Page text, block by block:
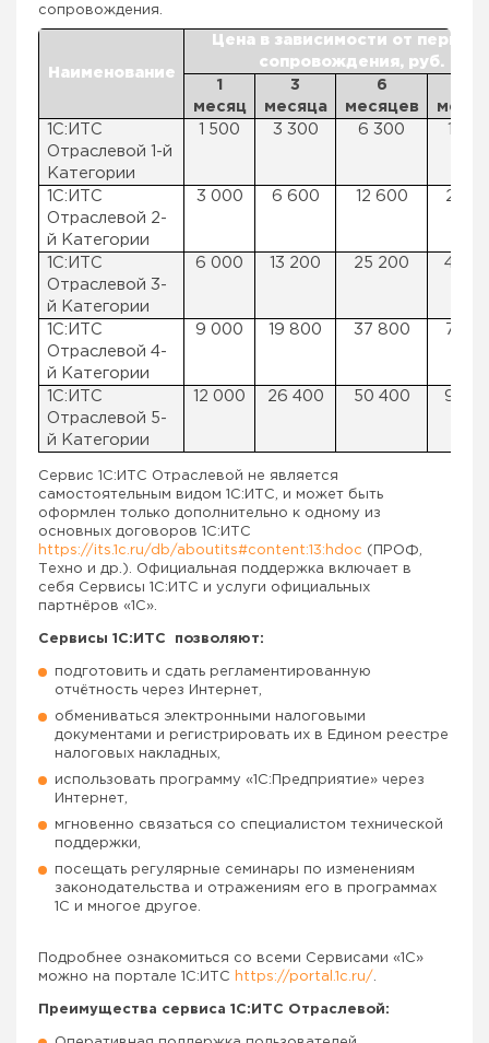
сопровождения.
Наименование
Цена в зависимости от
сопровождения, руб.
1
месяц
3
месяца
6
месяцев
1С:ИТС
Отраслевой 1-й
Категории
1 500 3 300 6 300 12
1С:ИТС
Отраслевой 2-
й Категории
3 000 6 600 12 600 24
1С:ИТС
Отраслевой 3-
й Категории
6 000 13 200 25 200 48
1С:ИТС
Отраслевой 4-
й Категории
9 000 19 800 37 800 72
1С:ИТС
Отраслевой 5-
й Категории
12 000 26 400 50 400 96
Сервис 1С:ИТС Отраслевой не является
самостоятельным видом 1С:ИТС, и может быть
оформлен только дополнительно к одному из
основных договоров 1С:ИТС
https://its.1c.ru/db/aboutits#content:13:hdoc (ПРОФ,
Техно и др.). Официальная поддержка включает в
себя Сервисы 1С:ИТС и услуги официальных
партнёров «1С».
Сервисы 1С:ИТС позволяют:
подготовить и сдать регламентированную
отчётность через Интернет,
обмениваться электронными налоговыми
документами и регистрировать их в Едином реестре
налоговых накладных,
использовать программу «1С:Предприятие» через
Интернет,
мгновенно связаться со специалистом технической
поддержки,
посещать регулярные семинары по изменениям
законодательства и отражениям его в программах
1С и многое другое.
Подробнее ознакомиться со всеми Сервисами «1С»
можно на портале 1С:ИТС
https://portal.1c.ru/
Преимущества сервиса 1С:ИТС Отраслевой: